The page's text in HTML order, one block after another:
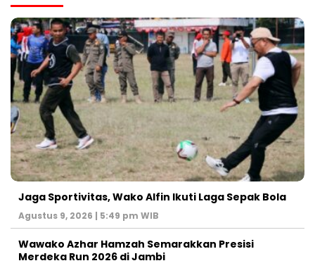
Jaga Sportivitas, Wako Alfin Ikuti Laga Sepak Bola
Agustus 9, 2026 | 5:49 pm WIB
Wawako Azhar Hamzah Semarakkan Presisi
Merdeka Run 2026 di Jambi